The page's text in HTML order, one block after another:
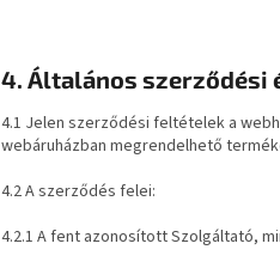
4. Általános szerződési
4.1 Jelen szerződési feltételek a
webáruházban megrendelhető
4.2 A szerződés felei:
4.2.1 A fent azonosított Szolgáltató,